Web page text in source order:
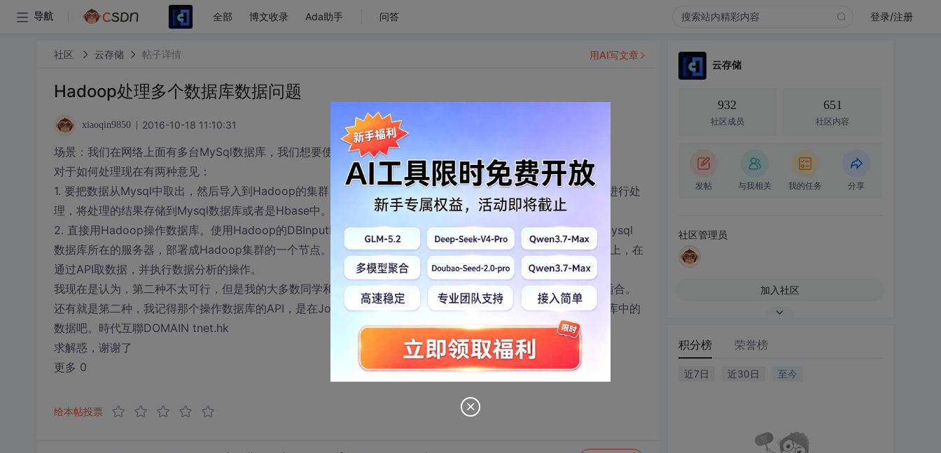
导航 全部 博文收录 Ada助手 问答 登录/注册
社区 云存储 帖子详情
Hadoop处理多个数据库数据问题
xiaoqin9850 2016-10-18 11:10:31
场景：我们在网络上面有多台MySql数据库，我们想要使用Hadoop处理数据库中的数据。
对于如何处理现在有两种意见：
1. 要把数据从Mysql中取出，然后导入到Hadoop的集群（集群和Mysql数据库服务器不在同一个地方）中，然后进行处
理，将处理的结果存储到Mysql数据库或者是Hbase中。
2. 直接用Hadoop操作数据库。使用Hadoop的DBInputFormat读取数据库中的数据。具体的是这样的，就是将Mysql
数据库所在的服务器，部署成Hadoop集群的一个节点。在Hadoop分配任务时，将任务分配到有相应数据的节点上，在
通过API取数据，并执行数据分析的操作。
我现在是认为，第二种不太可行，但是我的大多数同学和老师都支持第二种，我就想问一下，这两种应该哪种更适合。
还有就是第二种，我记得那个操作数据库的API，是在Job启动的时候就已经配置好了吧，每次只能使用一个数据库中的
数据吧。時代互聯DOMAIN tnet.hk
求解惑，谢谢了
更多 0
给本帖投票
用AI写文章
云存储
932
社区成员
651
社区内容
发帖 与我相关 我的任务 分享
社区管理员
加入社区
积分榜 荣誉榜
近7日 近30日 至今